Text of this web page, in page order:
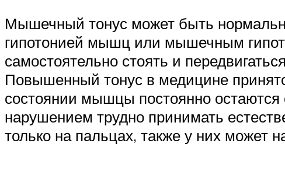
Мышечный тонус может быть
гипотонией мышц или мышечным
самостоятельно стоять и
Повышенный тонус в медицине
состоянии мышцы постоянно
нарушением трудно принимать
только на пальцах, также у них может